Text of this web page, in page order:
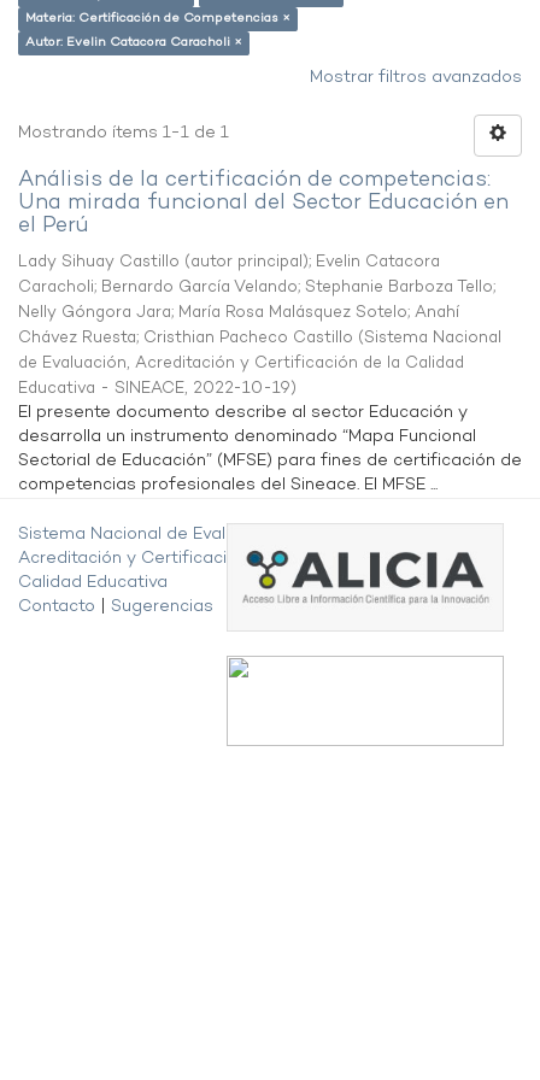
Materia: Certificación de Competencias ×
Autor: Evelin Catacora Caracholi ×
Mostrar filtros avanzados
Mostrando ítems 1-1 de 1
Análisis de la certificación de competencias:
Una mirada funcional del Sector Educación en
el Perú
Lady Sihuay Castillo (autor principal); Evelin Catacora
Caracholi; Bernardo García Velando; Stephanie Barboza Tello;
Nelly Góngora Jara; María Rosa Malásquez Sotelo; Anahí
Chávez Ruesta; Cristhian Pacheco Castillo (Sistema Nacional
de Evaluación, Acreditación y Certificación de la Calidad
Educativa - SINEACE, 2022-10-19)
El presente documento describe al sector Educación y
desarrolla un instrumento denominado “Mapa Funcional
Sectorial de Educación” (MFSE) para fines de certificación de
competencias profesionales del Sineace. El MFSE ...
Sistema Nacional de Evaluación,
Acreditación y Certificación de la
Calidad Educativa
Contacto
Sugerencias